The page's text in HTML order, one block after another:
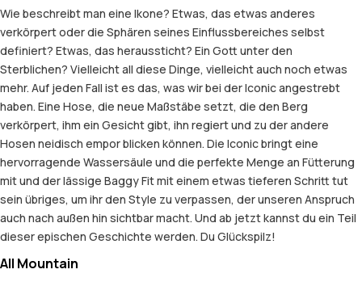
Wie beschreibt man eine Ikone? Etwas, das etwas anderes
verkörpert oder die Sphären seines Einflussbereiches selbst
definiert? Etwas, das heraussticht? Ein Gott unter den
Sterblichen? Vielleicht all diese Dinge, vielleicht auch noch etwas
mehr. Auf jeden Fall ist es das, was wir bei der Iconic angestrebt
haben. Eine Hose, die neue Maßstäbe setzt, die den Berg
verkörpert, ihm ein Gesicht gibt, ihn regiert und zu der andere
Hosen neidisch empor blicken können. Die Iconic bringt eine
hervorragende Wassersäule und die perfekte Menge an Fütterung
mit und der lässige Baggy Fit mit einem etwas tieferen Schritt tut
sein übriges, um ihr den Style zu verpassen, der unseren Anspruch
auch nach außen hin sichtbar macht. Und ab jetzt kannst du ein Teil
dieser epischen Geschichte werden. Du Glückspilz!
All Mountain